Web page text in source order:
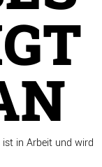
S
in Arbeit und wird